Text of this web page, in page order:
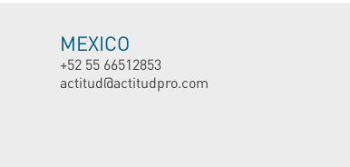
MEXICO
+52 55 66512853
actitud@actitudpro.com